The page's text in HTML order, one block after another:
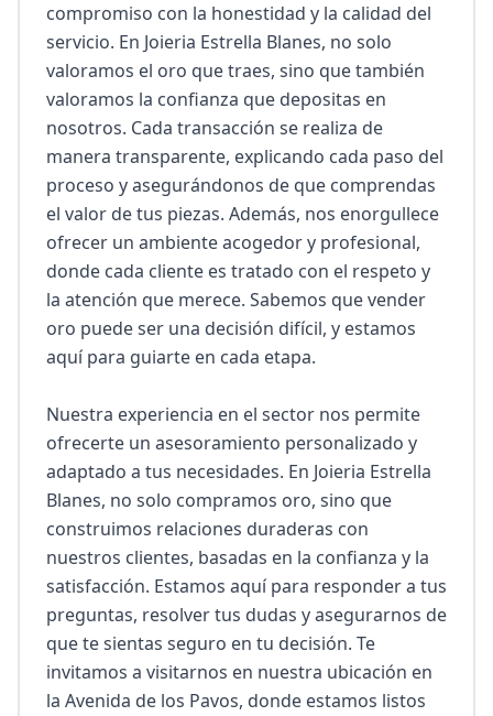
compromiso con la honestidad y la calidad del
servicio. En Joieria Estrella Blanes, no solo
valoramos el oro que traes, sino que también
valoramos la confianza que depositas en
nosotros. Cada transacción se realiza de
manera transparente, explicando cada paso del
proceso y asegurándonos de que comprendas
el valor de tus piezas. Además, nos enorgullece
ofrecer un ambiente acogedor y profesional,
donde cada cliente es tratado con el respeto y
la atención que merece. Sabemos que vender
oro puede ser una decisión difícil, y estamos
aquí para guiarte en cada etapa.
Nuestra experiencia en el sector nos permite
ofrecerte un asesoramiento personalizado y
adaptado a tus necesidades. En Joieria Estrella
Blanes, no solo compramos oro, sino que
construimos relaciones duraderas con
nuestros clientes, basadas en la confianza y la
satisfacción. Estamos aquí para responder a tus
preguntas, resolver tus dudas y asegurarnos de
que te sientas seguro en tu decisión. Te
invitamos a visitarnos en nuestra ubicación en
la Avenida de los Pavos, donde estamos listos